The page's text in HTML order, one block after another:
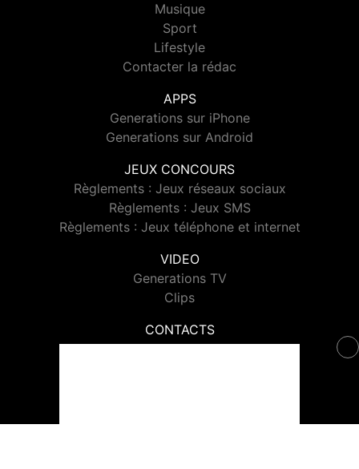
Musique
Sport
Lifestyle
Contacter la rédac
APPS
Generations sur iPhone
Generations sur Android
JEUX CONCOURS
Règlements : Jeux réseaux sociaux
Règlements : Jeux SMS
Règlements : Jeux téléphone et internet
VIDEO
Generations TV
Clips
CONTACTS
Contacter Generations